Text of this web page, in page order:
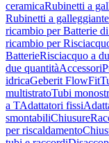
ceramicaRubinetti a
Rubinetti a
ricambio per Batterie
ricambio per
BatterieRisciacquo a
due quantitàAccessori
idricaGeberit FlowFit
multistratoTubi
a TAdattatori fissi
smontabiliChiusure
per riscaldamento